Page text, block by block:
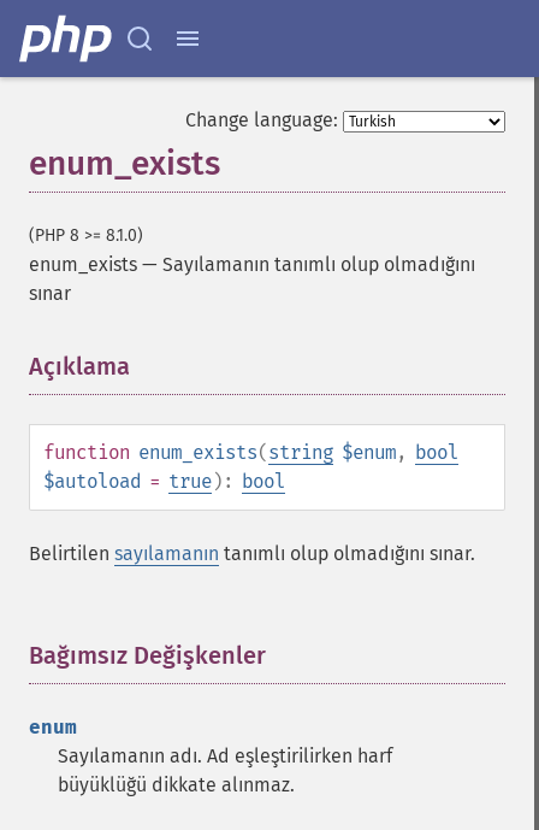
Change language:
enum_exists
(PHP 8 >= 8.1.0)
enum_exists — Sayılamanın tanımlı olup olmadığını
sınar
Açıklama
function enum_exists(string $enum, bool
$autoload = true): bool
Belirtilen sayılamanın tanımlı olup olmadığını sınar.
Bağımsız Değişkenler
enum
Sayılamanın adı. Ad eşleştirilirken harf
büyüklüğü dikkate alınmaz.